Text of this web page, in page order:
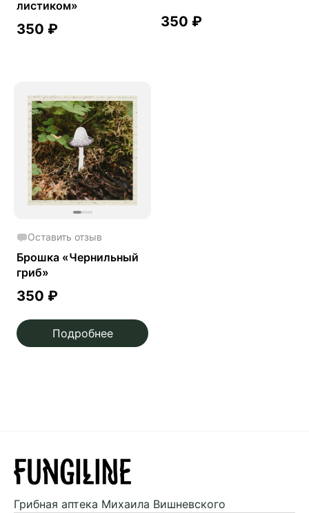
листиком»
350 ₽ 350 ₽
Оставить отзыв
Брошка «Чернильный
гриб»
350 ₽
Подробнее
Грибная аптека Михаила Вишневского